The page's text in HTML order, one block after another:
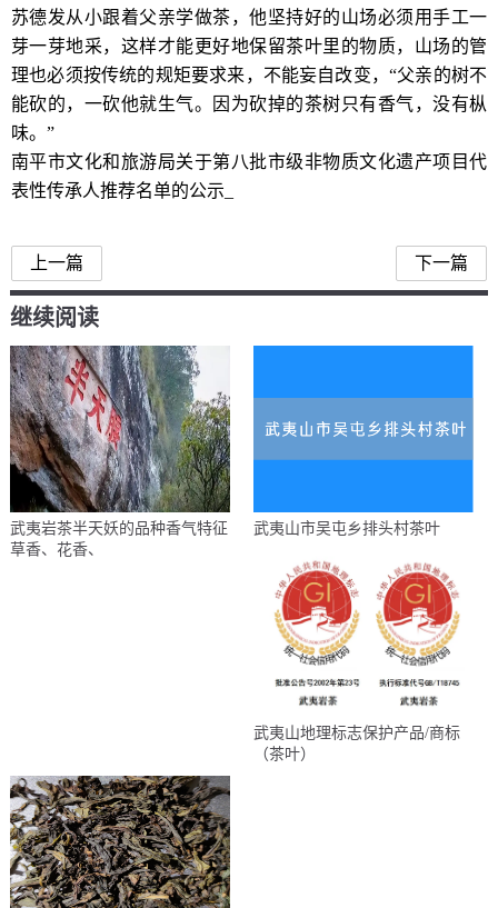
苏德发从小跟着父亲学做茶，他坚持好的山场必须用手工一
芽一芽地采，这样才能更好地保留茶叶里的物质，山场的管
理也必须按传统的规矩要求来，不能妄自改变，“父亲的树不
能砍的，一砍他就生气。因为砍掉的茶树只有香气，没有枞
味。”
南平市文化和旅游局关于第八批市级非物质文化遗产项目代
表性传承人推荐名单的公示_
上一篇 下一篇
继续阅读
武夷岩茶半天妖的品种香气特征
草香、花香、
武夷山市吴屯乡排头村茶叶
武夷山地理标志保护产品/商标
（茶叶）